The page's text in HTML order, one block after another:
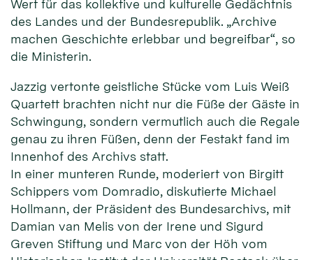
Wert für das kollektive und kulturelle Gedächtnis
des Landes und der Bundesrepublik. „Archive
machen Geschichte erlebbar und begreifbar“, so
die Ministerin.
Jazzig vertonte geistliche Stücke vom Luis Weiß
Quartett brachten nicht nur die Füße der Gäste in
Schwingung, sondern vermutlich auch die Regale
genau zu ihren Füßen, denn der Festakt fand im
Innenhof des Archivs statt.
In einer munteren Runde, moderiert von Birgitt
Schippers vom Domradio, diskutierte Michael
Hollmann, der Präsident des Bundesarchivs, mit
Damian van Melis von der Irene und Sigurd
Greven Stiftung und Marc von der Höh vom